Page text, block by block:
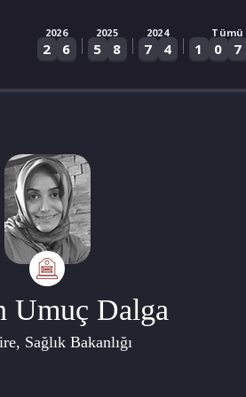
2026
2 6 |
2025
5 8 |
2024
7 4 |
Tümü
1 0 7
Umuç Dalga
Sağlık Bakanlığı